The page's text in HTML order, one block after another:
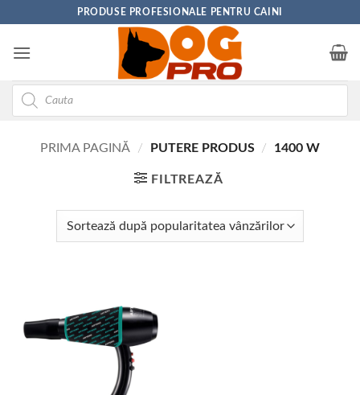
content
PRODUSE PROFESIONALE PENTRU CAINI
Products
search
PRIMA PAGINĂ / PUTERE PRODUS / 1400 W
FILTREAZĂ